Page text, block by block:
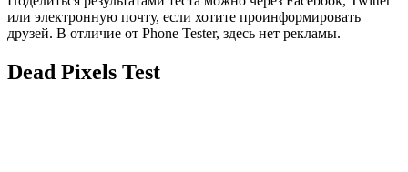
или электронную почту, если хотите проинформировать
друзей. В отличие от Phone Tester, здесь нет рекламы.
Dead Pixels Test